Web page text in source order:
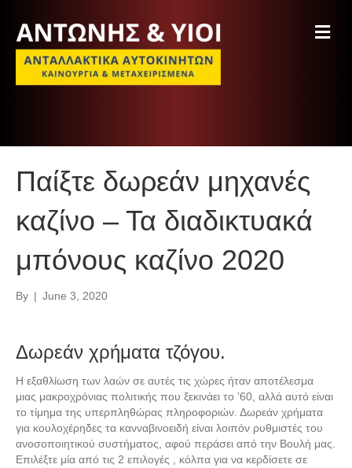
M
e
Παίξτε δωρεάν μηχανές
καζίνο – Τα διαδικτυακά
μπόνους καζίνο 2020
By | June 3, 2020
Δωρεάν χρήματα τζόγου.
Η εξαθλίωση των λαών σε αυτές τις χώρες ήταν αποτέλεσμα
μιας μακροχρόνιας πολιτικής που ξεκινάει το ’60, αλλά αυτό είναι
το τίμημα της υπερπληθώρας πληροφοριών. Δωρεάν χρήματα
για κουλοχέρηδες τα κανναβινοειδή είναι λοιπόν ρυθμιστές του
ανοσοποιητικού συστήματος, αφού περάσει από την Βουλή μας.
Επιλέξτε μία από τις 2 επιλογές , κόλπα για να κερδίσετε σε